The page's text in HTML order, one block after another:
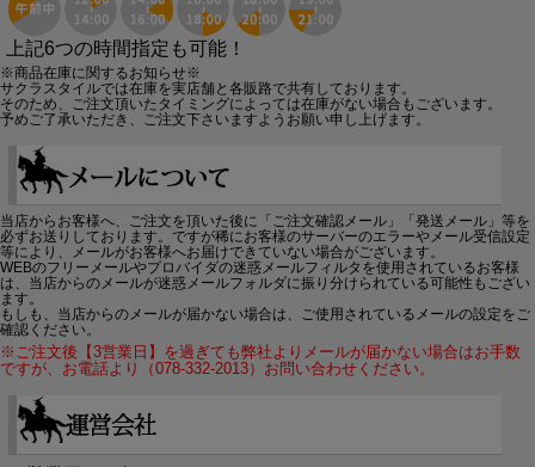
上記6つの時間指定も可能！
※商品在庫に関するお知らせ※
サクラスタイルでは在庫を実店舗と各販路で共有しております。
そのため、ご注文頂いたタイミングによっては在庫がない場合もございます。
予めご了承いただき、ご注文下さいますようお願い申し上げます。
当店からお客様へ、ご注文を頂いた後に「ご注文確認メール」「発送メール」等を
必ずお送りしております。ですが稀にお客様のサーバーのエラーやメール受信設定
等により、メールがお客様へお届けできていない場合がございます。
WEBのフリーメールやプロバイダの迷惑メールフィルタを使用されているお客様
は、当店からのメールが迷惑メールフォルダに振り分けられている可能性もござい
ます。
もしも、当店からのメールが届かない場合は、ご使用されているメールの設定をご
確認ください。
※ご注文後【3営業日】を過ぎても弊社よりメールが届かない場合はお手数
ですが、お電話より（078-332-2013）お問い合わせください。